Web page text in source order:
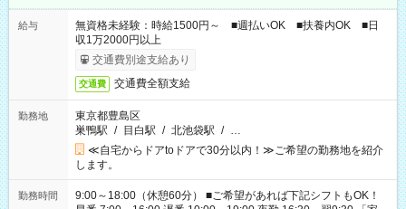
給与
無資格未経験：時給1500円～ ■週払いOK ■扶養内OK ■日
収1万2000円以上
交通費別途支給あり
交通費 交通費全額支給
勤務地
東京都豊島区
巣鴨駅 / 目白駅 / 北池袋駅 / …
≪自宅からドアtoドアで30分以内！≫ご希望の勤務地を紹介
します。
勤務時間
9:00～18:00（休憩60分） ■ご希望があれば下記シフトもOK！